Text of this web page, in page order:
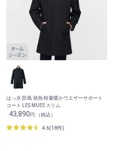
はっ水 防風 発熱 軽量暖かウエザーサポート
コート LES MUES スリム
43,890円 （税込）
4.6(18件)